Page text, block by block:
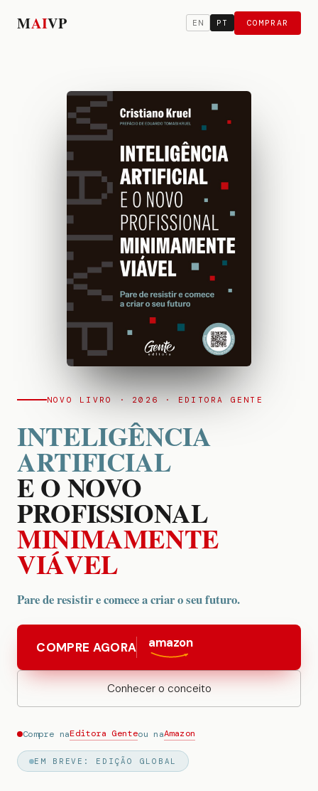
MAIVP EN PT COMPRAR
NOVO LIVRO · 2026 · EDITORA GENTE
INTELIGÊNCIA
ARTIFICIAL
E O NOVO
PROFISSIONAL
MINIMAMENTE
VIÁVEL
Pare de resistir e comece a criar o seu futuro.
COMPRE AGORA amazon
Conhecer o conceito
Compre naEditora Genteou naAmazon
EM BREVE: EDIÇÃO GLOBAL